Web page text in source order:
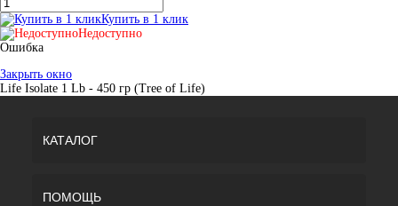
Купить в 1 клик
Недоступно
Ошибка
Закрыть окно
Life Isolate 1 Lb - 450 гр (Tree of Life)
КАТАЛОГ
ПОМОЩЬ